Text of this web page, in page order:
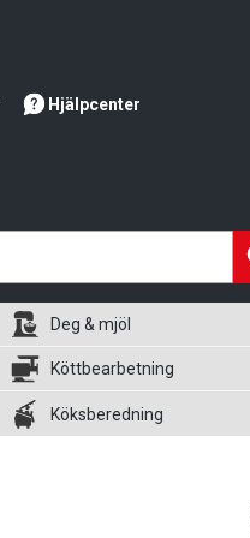
Hjälpcenter
Deg & mjöl
Köttbearbetning
Köksberedning